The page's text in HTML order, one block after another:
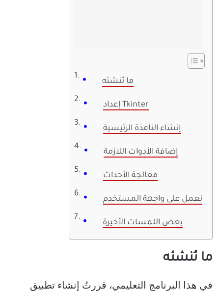
ما نُنشئه
إعداد Tkinter
إنشاء النافذة الرئيسية
إضافة الأدوات اللازمة
معالجة الأحداث
نعمل على واجهة المستخدم
بعض اللمسات الأخيرة
ما نُنشئه
في هذا البرنامج التعليمي، قررتُ إنشاء تطبيق